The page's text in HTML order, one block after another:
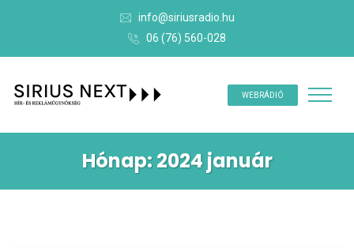
info@siriusradio.hu
06 (76) 560-028
WEBRÁDIÓ
Hónap:2024 január